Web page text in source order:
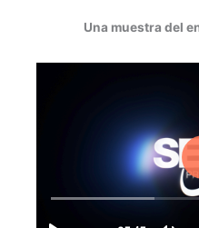
Una muestra del